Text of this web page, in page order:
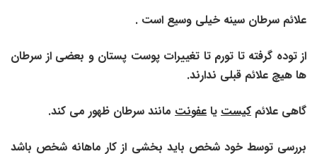
علائم سرطان سینه خیلی وسیع است .
از توده گرفته تا تورم تا تغییرات پوست پستان و بعضی از سرطان
ها هیچ علائم قبلی ندارند.
گاهی علائم کیست یا عفونت مانند سرطان ظهور می کند.
بررسی توسط خود شخص باید بخشی از کار ماهانه شخص باشد